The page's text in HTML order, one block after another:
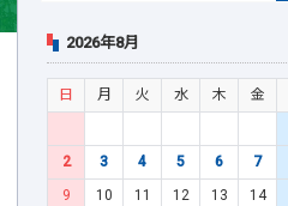
2026年8月
日 月 火 水 木 金
2
3 4 5 6 7
9
10 11 12 13 14